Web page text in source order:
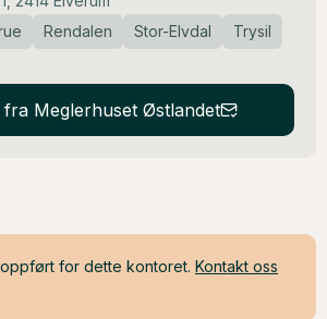
Rendalen Stor-Elvdal
Trysil
fra Meglerhuset Østlandet
for dette kontoret. Kontakt oss